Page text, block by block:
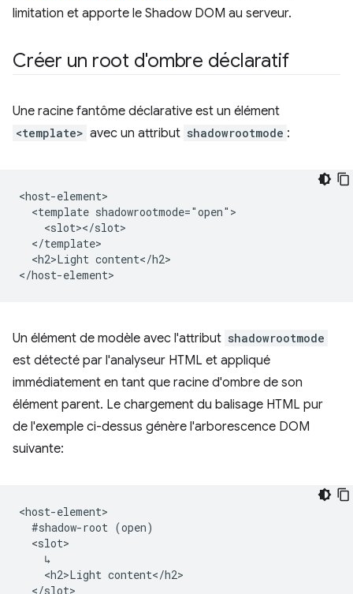
limitation et apporte le Shadow DOM au serveur.
Créer un root d'ombre déclaratif
Une racine fantôme déclarative est un élément
<template> avec un attribut shadowrootmode :
<host-element>
  <template shadowrootmode="open">
    <slot></slot>
  </template>
  <h2>Light content</h2>
Un élément de modèle avec l'attribut shadowrootmode
est détecté par l'analyseur HTML et appliqué
immédiatement en tant que racine d'ombre de son
élément parent. Le chargement du balisage HTML pur
de l'exemple ci-dessus génère l'arborescence DOM
suivante:
<host-element>
  #shadow-root (open)
  <slot>
    ↳
    <h2>Light content</h2>
  </slot>